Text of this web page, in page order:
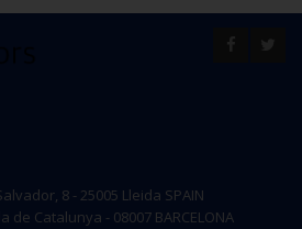
8 - 25005 Lleida SPAIN
de Catalunya - 08007 BARCELONA